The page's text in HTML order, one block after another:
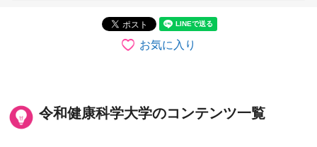
お気に入り
令和健康科学大学のコンテンツ一覧